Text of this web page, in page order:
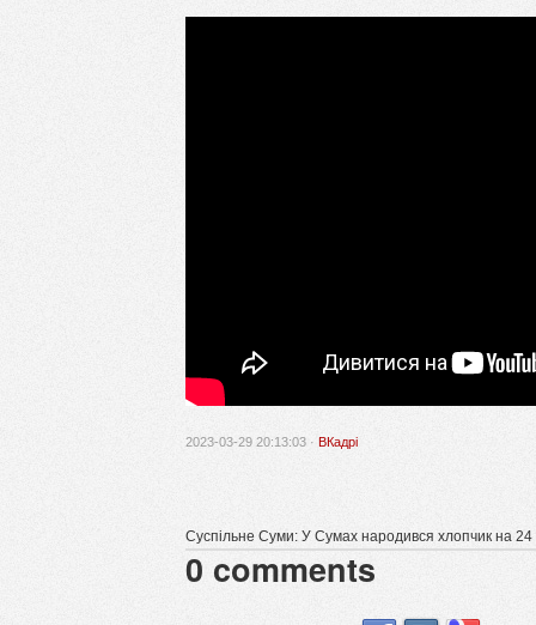
2023-03-29 20:13:03 · ВКадрі
Суспільне Суми: У Сумах народився хлопчик на 24
0 comments